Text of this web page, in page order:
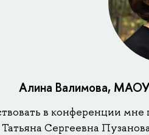
Алина Валимова,
в конференции мне
Татьяна Сергеевна